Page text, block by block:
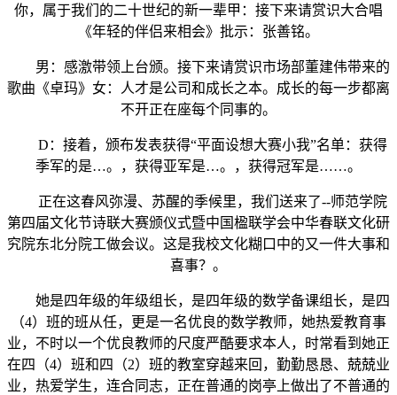
你，属于我们的二十世纪的新一辈甲：接下来请赏识大合唱
《年轻的伴侣来相会》批示：张善铭。
男：感激带领上台颁。接下来请赏识市场部董建伟带来的
歌曲《卓玛》女：人才是公司和成长之本。成长的每一步都离
不开正在座每个同事的。
D：接着，颁布发表获得“平面设想大赛小我”名单：获得
季军的是…。，获得亚军是…。，获得冠军是……。
正在这春风弥漫、苏醒的季候里，我们送来了--师范学院
第四届文化节诗联大赛颁仪式暨中国楹联学会中华春联文化研
究院东北分院工做会议。这是我校文化糊口中的又一件大事和
喜事？。
她是四年级的年级组长，是四年级的数学备课组长，是四
（4）班的班从任，更是一名优良的数学教师，她热爱教育事
业，不时以一个优良教师的尺度严酷要求本人，时常看到她正
在四（4）班和四（2）班的教室穿越来回，勤勤恳恳、兢兢业
业，热爱学生，连合同志，正在普通的岗亭上做出了不普通的